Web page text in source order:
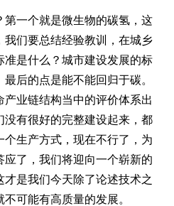
一个就是微生物的碳氢，这
们要总结经验教训，在城乡
是什么？城市建设发展的标
后的点是能不能回归于碳。
业链结构当中的评价体系出
有很好的完整建设起来，都
生产方式，现在不行了，为
了，我们将迎向一个崭新的
是我们今天除了论述技术之
可能有高质量的发展。